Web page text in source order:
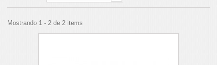
Mostrando 1 - 2 de 2 items